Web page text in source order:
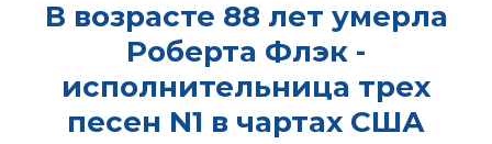
В возрасте 88 лет умерла
Роберта Флэк -
исполнительница трех
песен N1 в чартах США